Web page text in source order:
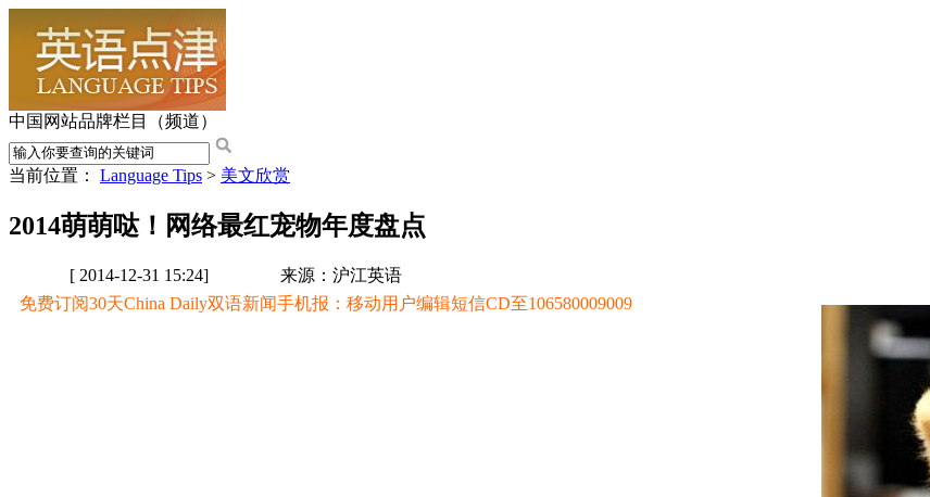
中国网站品牌栏目（频道）
当前位置： Language Tips > 美文欣赏
2014萌萌哒！网络最红宠物年度盘点
[ 2014-12-31 15:24] 来源：沪江英语
免费订阅30天China Daily双语新闻手机报：移动用户编辑短信CD至106580009009